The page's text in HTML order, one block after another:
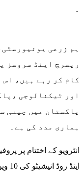
ریسرچ اینڈ سروسز
کام کر رہے ہیں، اس
اور ٹیکنالوجی
پاکستان میں چینی
ہماری مدد کی ہے۔
انٹرویو کے اختتام پر